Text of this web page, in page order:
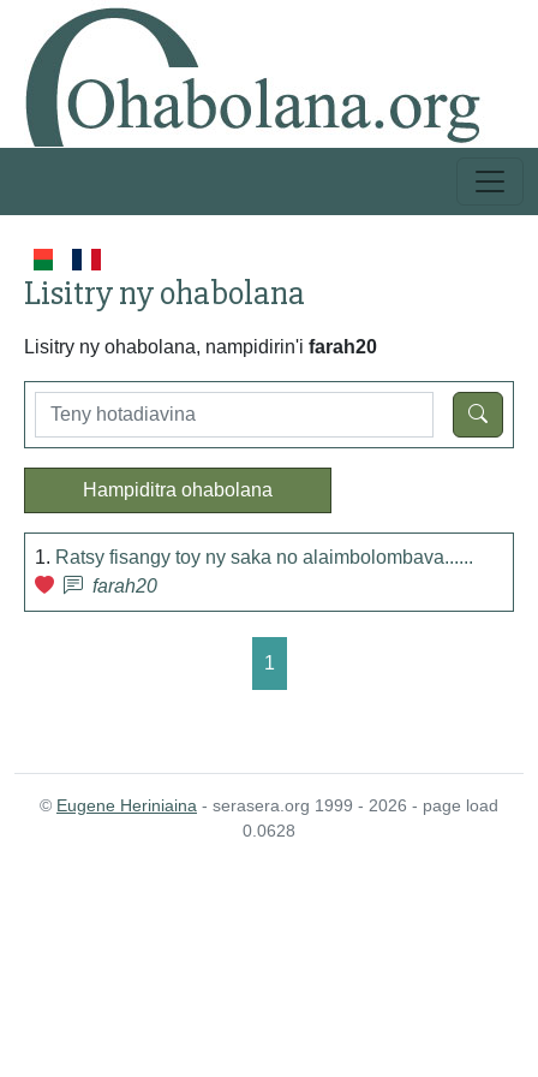
Lisitry ny ohabolana
Lisitry ny ohabolana, nampidirin'i farah20
Hampiditra ohabolana
1. Ratsy fisangy toy ny saka no alaimbolombava......
farah20
1
© Eugene Heriniaina - serasera.org 1999 - 2026 - page load
0.0628